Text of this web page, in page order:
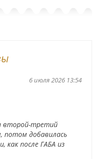
6 июля 2026 13:54
второй-третий
потом добавилась
как после ГАБА из